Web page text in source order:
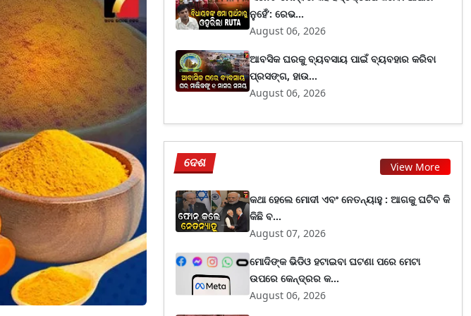
ନୁହେଁ’: ରେଭ...
August 06, 2026
ଆବସିକ ଘରକୁ ବ୍ୟବସାୟ ପାଇଁ ବ୍ୟବହାର କରିବା
ପ୍ରସଙ୍ଗ, ହାଉ...
August 06, 2026
ଦେଶ View More
କଥା ହେଲେ ମୋଦୀ ଏବଂ ନେତନ୍ୟାହୁ : ଆଗକୁ ଘଟିବ କି
କିଛି ବ...
August 07, 2026
ମୋଦିଙ୍କ ଭିଡିଓ ହଟାଇବା ଘଟଣା ପରେ ମେଟା
ଉପରେ କେନ୍ଦ୍ରର କ...
August 06, 2026